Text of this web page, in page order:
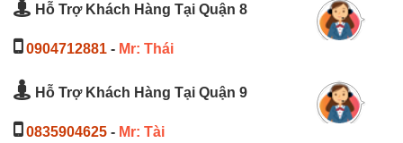
Hỗ Trợ Khách Hàng Tại Quận 8
0904712881 - Mr: Thái
Hỗ Trợ Khách Hàng Tại Quận 9
0835904625 - Mr: Tài